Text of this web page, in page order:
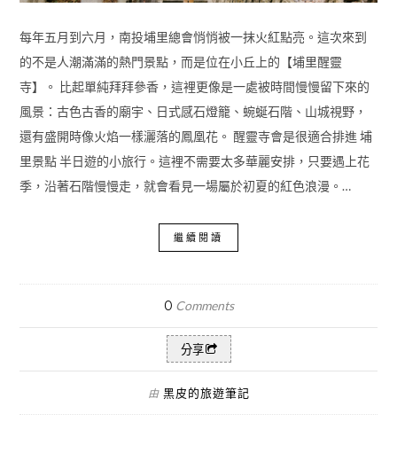
每年五月到六月，南投埔里總會悄悄被一抹火紅點亮。這次來到
的不是人潮滿滿的熱門景點，而是位在小丘上的【埔里醒靈
寺】。 比起單純拜拜參香，這裡更像是一處被時間慢慢留下來的
風景：古色古香的廟宇、日式感石燈籠、蜿蜒石階、山城視野，
還有盛開時像火焰一樣灑落的鳳凰花。 醒靈寺會是很適合排進 埔
里景點 半日遊的小旅行。這裡不需要太多華麗安排，只要遇上花
季，沿著石階慢慢走，就會看見一場屬於初夏的紅色浪漫。…
繼續閱讀
0 Comments
分享
由 黑皮的旅遊筆記